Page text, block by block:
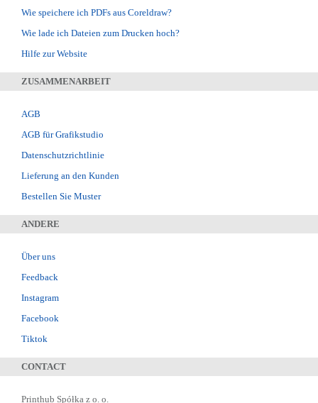
Wie speichere ich PDFs aus Coreldraw?
Wie lade ich Dateien zum Drucken hoch?
Hilfe zur Website
ZUSAMMENARBEIT
AGB
AGB für Grafikstudio
Datenschutzrichtlinie
Lieferung an den Kunden
Bestellen Sie Muster
ANDERE
Über uns
Feedback
Instagram
Facebook
Tiktok
CONTACT
Printhub Spółka z o. o.